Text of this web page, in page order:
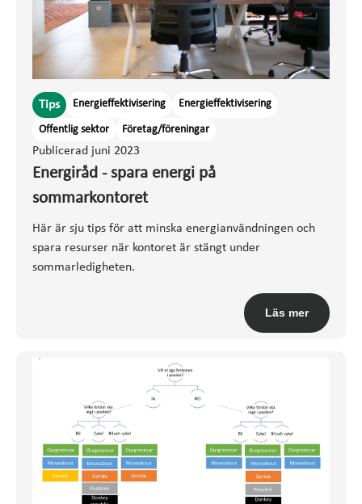
Publicerad juni 2023
Energiråd - spara energi på
sommarkontoret
Här är sju tips för att minska energianvändningen och
spara resurser när kontoret är stängt under
sommarledigheten.
Tips Energieffektivisering Energieffektivisering
Offentlig sektor Företag/föreningar
Läs mer